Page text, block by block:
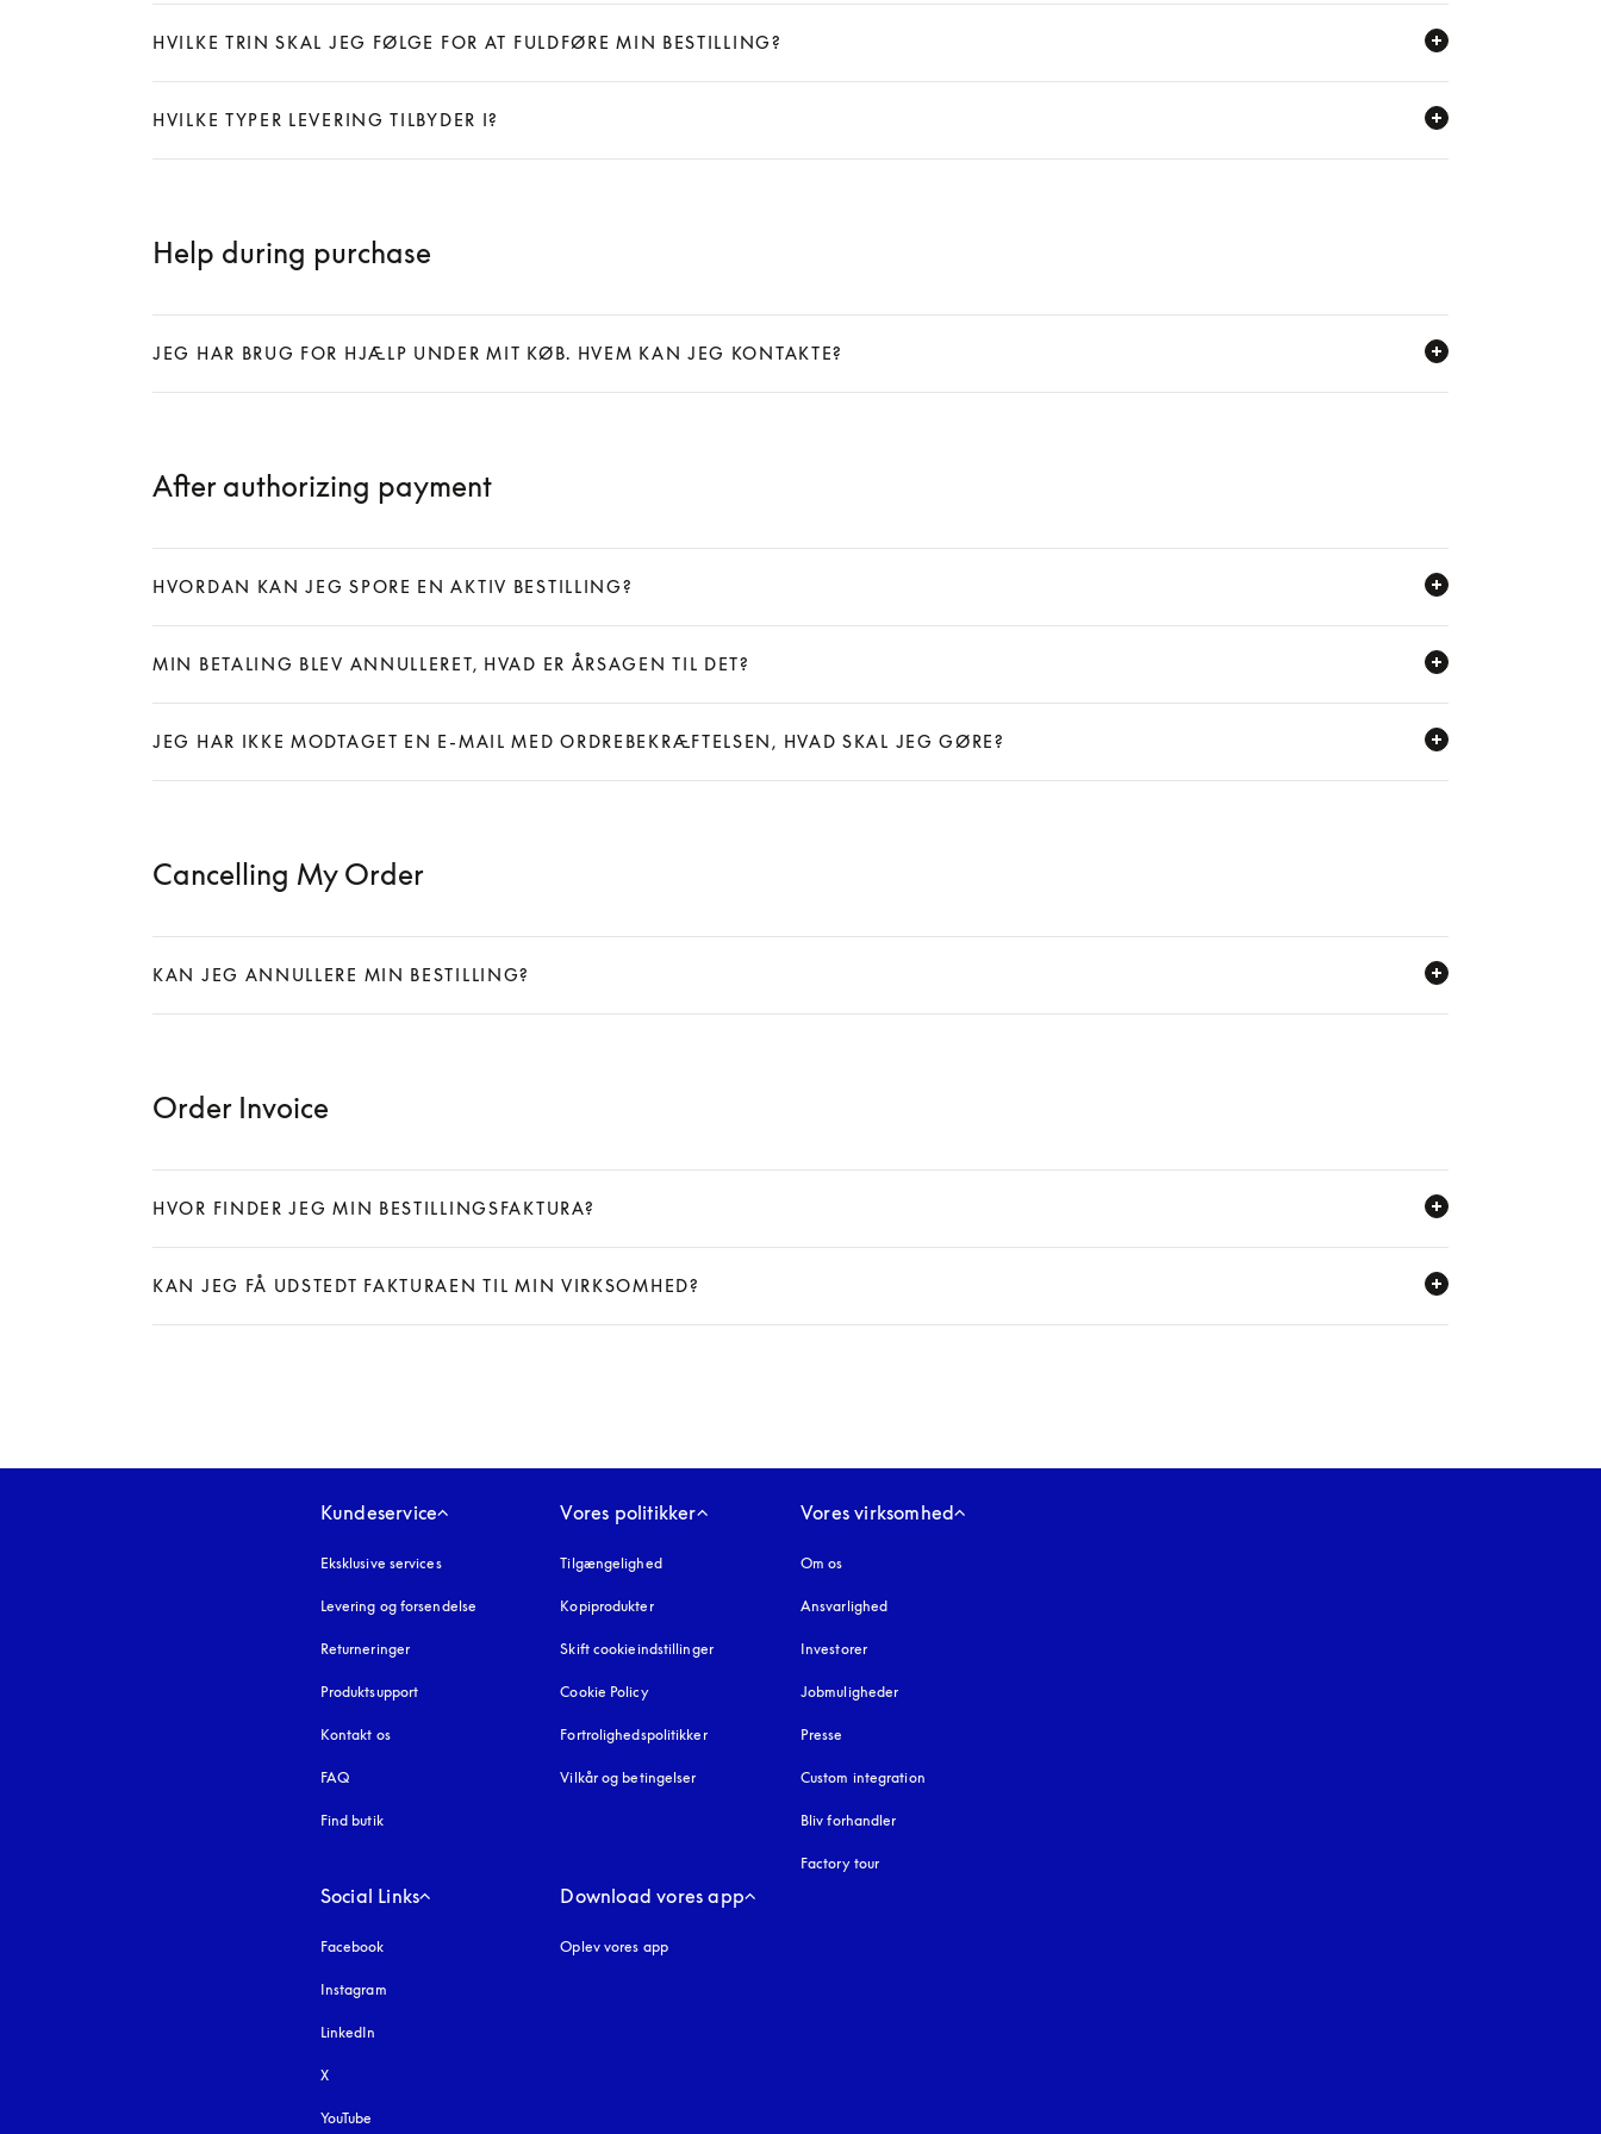
HVILKE TRIN SKAL JEG FØLGE FOR AT FULDFØRE MIN BESTILLING?
HVILKE TYPER LEVERING TILBYDER I?
Help during purchase
JEG HAR BRUG FOR HJÆLP UNDER MIT KØB. HVEM KAN JEG KONTAKTE?
After authorizing payment
HVORDAN KAN JEG SPORE EN AKTIV BESTILLING?
MIN BETALING BLEV ANNULLERET, HVAD ER ÅRSAGEN TIL DET?
JEG HAR IKKE MODTAGET EN E-MAIL MED ORDREBEKRÆFTELSEN, HVAD SKAL JEG GØRE?
Cancelling My Order
KAN JEG ANNULLERE MIN BESTILLING?
Order Invoice
HVOR FINDER JEG MIN BESTILLINGSFAKTURA?
KAN JEG FÅ UDSTEDT FAKTURAEN TIL MIN VIRKSOMHED?
Kundeservice
Eksklusive services
Levering og forsendelse
Returneringer
Produktsupport
Kontakt os
FAQ
Find butik
Vores politikker
Tilgængelighedåbnes under en ny fane
Kopiprodukteråbnes under en ny fane
Skift cookieindstillinger
Cookie Policyåbnes under en ny fane
Fortrolighedspolitikkeråbnes under en ny fane
Vilkår og betingelser
Vores virksomhed
Om os
Ansvarlighed
Investorer
Jobmuligheder
Presse
Custom integration
Bliv forhandler
Factory tour
Social Links
Facebook
Instagram
LinkedIn
X
YouTube
Download vores app
Oplev vores app